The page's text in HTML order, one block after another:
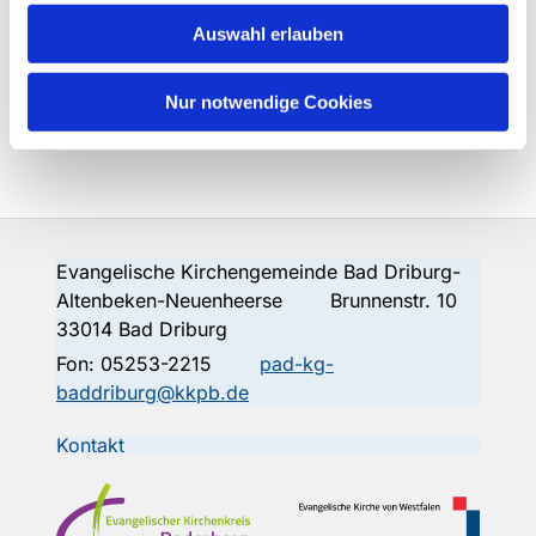
Auswahl erlauben
Nur notwendige Cookies
sein Land. Wer aufbricht, der kann hoffen in Zeit und
Ewigkeit. Die Tore stehen offen. Das Land ist hell und
weit.
Text: Klaus Peter Hertzsch 1989 Melodie: Lob Gott
getrost mit Singen
Evangelische Kirchengemeinde Bad Driburg-
Altenbeken-Neuenheerse Brunnenstr. 10
33014 Bad Driburg
Fon: 05253-2215
pad-kg-
baddriburg@kkpb.de
Kontakt